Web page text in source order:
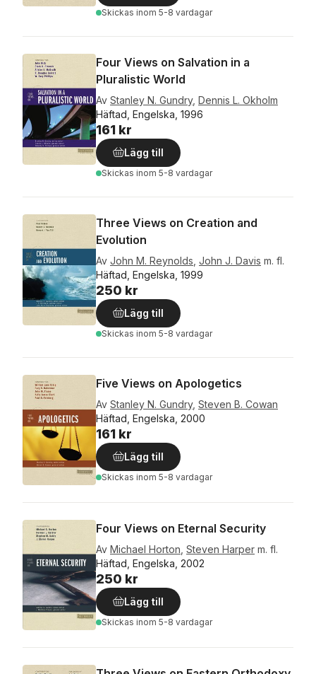
Skickas inom 5-8 vardagar
Four Views on Salvation in a
Pluralistic World
Av Stanley N. Gundry, Dennis L. Okholm
Häftad, Engelska, 1996
161 kr
Lägg till
Skickas inom 5-8 vardagar
Three Views on Creation and
Evolution
Av John M. Reynolds John J. Davis m. fl.
Häftad, Engelska, 1999
250 kr
Lägg till
Skickas inom 5-8 vardagar
Five Views on Apologetics
Av Stanley N. Gundry, Steven B. Cowan
Häftad, Engelska, 2000
161 kr
Lägg till
Skickas inom 5-8 vardagar
Four Views on Eternal Security
Av Michael Horton Steven Harper m. fl.
Häftad, Engelska, 2002
250 kr
Lägg till
Skickas inom 5-8 vardagar